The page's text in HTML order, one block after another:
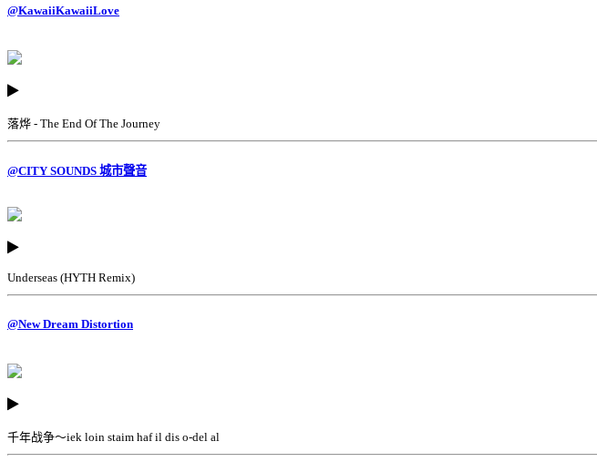
@KawaiiKawaiiLove
落烨 - The End Of The Journey
@CITY SOUNDS 城市聲音
Underseas (HYTH Remix)
@New Dream Distortion
千年战争～iek loin staim haf il dis o-del al